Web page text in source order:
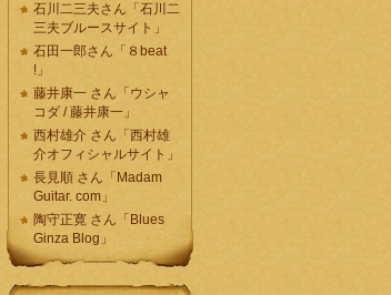
石川二三夫さん「石川二
三夫ブルースサイト」
石田一郎さん「８beat
!」
藤井康一 さん「ウシャ
コダ / 藤井康一」
西村雄介 さん「西村雄
介オフィシャルサイト」
長見順 さん「Madam
Guitar. com」
陶守正寛 さん「Blues
Ginza Blog」